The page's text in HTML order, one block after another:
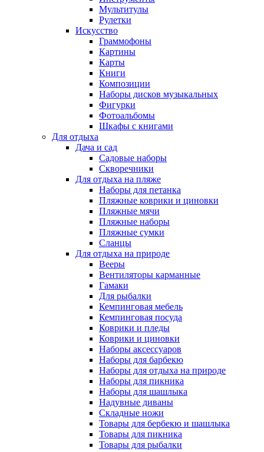
Мультитулы
Рулетки
Искусство
Граммофоны
Картины
Карты
Книги
Композиции
Наборы дисков музыкальных
Фигурки
Фотоальбомы
Шкафы с книгами
Для отдыха
Дача и сад
Садовые наборы
Скворечники
Для отдыха на пляже
Наборы для петанка
Пляжные коврики и циновки
Пляжные мячи
Пляжные наборы
Пляжные сумки
Сланцы
Для отдыха на природе
Вееры
Вентиляторы карманные
Гамаки
Для рыбалки
Кемпинговая мебель
Кемпинговая посуда
Коврики и пледы
Коврики и циновки
Наборы аксессуаров
Наборы для барбекю
Наборы для отдыха на природе
Наборы для пикника
Наборы для шашлыка
Надувные диваны
Складные ножи
Товары для бербекю и шашлыка
Товары для пикника
Товары для рыбалки